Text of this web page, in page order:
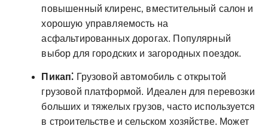
повышенный клиренс‚ вместительный салон и
хорошую управляемость на
асфальтированных дорогах. Популярный
выбор для городских и загородных поездок.
Пикап⁚ Грузовой автомобиль с открытой
грузовой платформой. Идеален для перевозки
больших и тяжелых грузов‚ часто используется
в строительстве и сельском хозяйстве. Может